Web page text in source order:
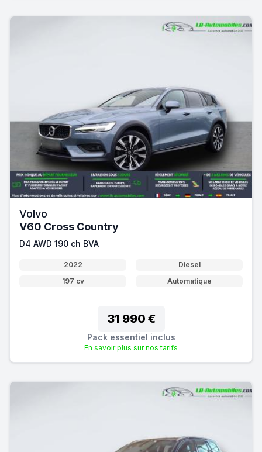
Volvo
V60 Cross Country
D4 AWD 190 ch BVA
2022
Diesel
197 cv
Automatique
31 990 €
Pack essentiel inclus
En savoir plus sur nos tarifs